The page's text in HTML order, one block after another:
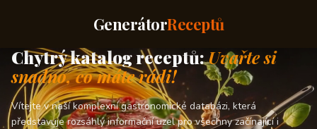
GenerátorReceptů
Chytrý katalog receptů:Uvařte si
snadno, co máte rádi!
Vítejte v naší komplexní gastronomické databázi, která
představuje rozsáhlý informační uzel pro všechny začínající i